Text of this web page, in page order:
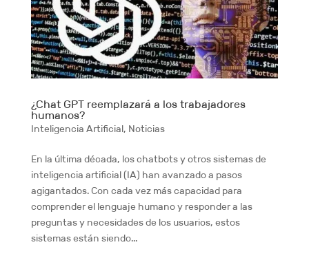
¿Chat GPT reemplazará a los trabajadores
humanos?
Inteligencia Artificial, Noticias
En la última década, los chatbots y otros sistemas de
inteligencia artificial (IA) han avanzado a pasos
agigantados. Con cada vez más capacidad para
comprender el lenguaje humano y responder a las
preguntas y necesidades de los usuarios, estos
sistemas están siendo...